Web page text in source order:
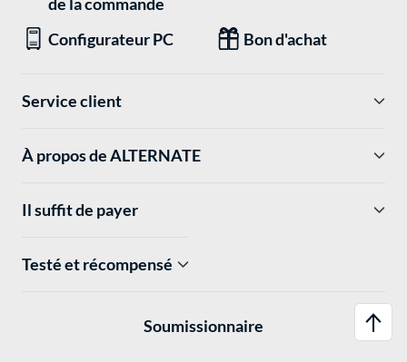
Configurateur PC Bon d'achat
Service client
À propos de ALTERNATE
Il suffit de payer
Testé et récompensé
Soumissionnaire